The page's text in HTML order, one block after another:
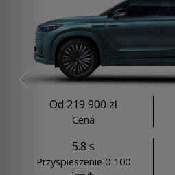
Od 219 900 zł
Cena
5.8 s
Przyspieszenie 0-100
Previous